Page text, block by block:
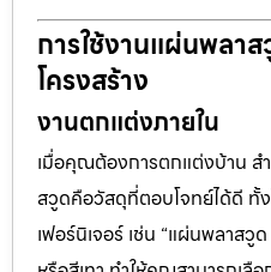
การใช้งานแผ่นพลา
โครงสร้าง
งานตกแต่งภายใน
เมื่อคุณต้องการตกแต่งบ้าน ส
สวูดคือวัสดุที่ตอบโจทย์ได้ดี ทั้
เฟอร์นิเจอร์ เช่น “แผ่นพลาส